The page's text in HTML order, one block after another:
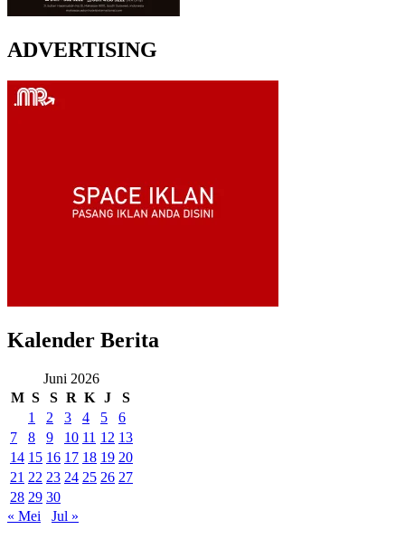
ADVERTISING
Kalender Berita
Juni 2026
M S S R K J
S
1
2 3 4 5
6
7
8 9 10 11 12 13
14 15 16 17 18 19 20
21 22 23 24 25 26 27
28 29 30
« Mei
Jul »